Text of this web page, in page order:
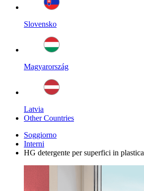
Slovensko
Magyarország
Latvia
Other Countries
Soggiorno
Interni
HG detergente per superfici in plastica